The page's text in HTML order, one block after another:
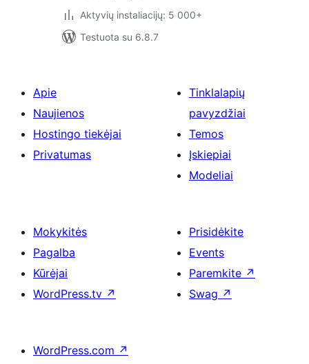
Aktyvių instaliacijų: 5 000+
Testuota su 6.8.7
Apie
Naujienos
Hostingo tiekėjai
Privatumas
Tinklalapių
pavyzdžiai
Temos
Įskiepiai
Modeliai
Mokykitės
Pagalba
Kūrėjai
WordPress.tv ↗
Prisidėkite
Events
Paremkite ↗
Swag ↗
WordPress.com ↗